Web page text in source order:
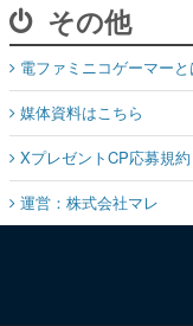
その他
電ファミニコゲーマーと
媒体資料はこちら
XプレゼントCP応募規約
運営：株式会社マレ